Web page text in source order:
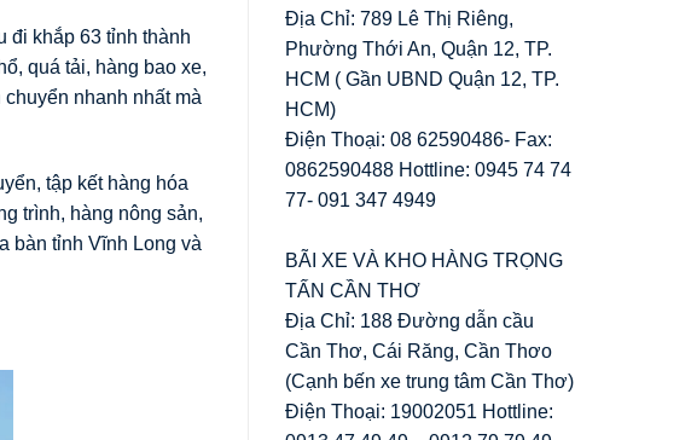
đi khắp 63 tỉnh thành
quá tải, hàng bao xe,
nhanh nhất mà
tập kết hàng hóa
trình, hàng nông sản,
bàn tỉnh Vĩnh Long và
Địa Chỉ: 789 Lê Thị Riêng,
Phường Thới An, Quận 12, TP.
HCM ( Gần UBND Quận 12, TP.
HCM)
Điện Thoại: 08 62590486- Fax:
0862590488 Hottline: 0945 74 74
77- 091 347 4949
BÃI XE VÀ KHO HÀNG TRỌNG
TẤN CẦN THƠ
Địa Chỉ: 188 Đường dẫn cầu
Cần Thơ, Cái Răng, Cần Thơo
(Cạnh bến xe trung tâm Cần Thơ)
Điện Thoại: 19002051 Hottline: